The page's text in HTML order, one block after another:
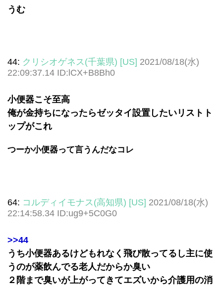
うむ
44: クリシオゲネス(千葉県) [US] 2021/08/18(水)
22:09:37.14 ID:lCX+B8Bh0
小便器こそ至高
俺が金持ちになったらゼッタイ設置したいリストト
ップがこれ
つーか小便器って言うんだなコレ
64: コルディイモナス(高知県) [US] 2021/08/18(水)
22:14:58.34 ID:ug9+5C0G0
>>44
うち小便器あるけどもれなく飛び散ってるし主に使
うのが薬飲んでる老人だからか臭い
２階まで臭いが上がってきてエズいから介護用の消